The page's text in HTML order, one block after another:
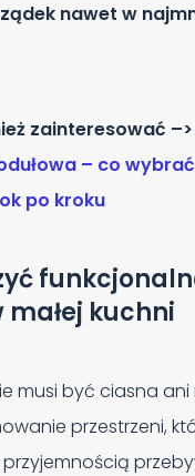
nawet w
zainteresować –>
– co
po kroku
kuchni
musi być ciasna ani
przestrzeni,